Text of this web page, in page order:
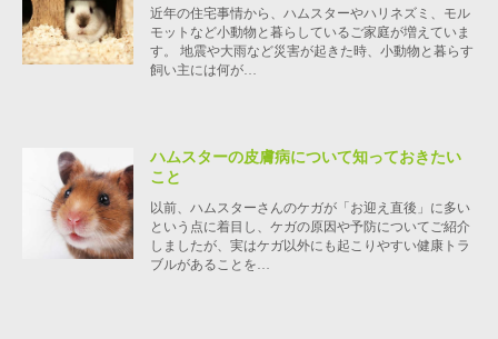
近年の住宅事情から、ハムスターやハリネズミ、モル
モットなど小動物と暮らしているご家庭が増えていま
す。 地震や大雨など災害が起きた時、小動物と暮らす
飼い主には何が…
ハムスターの皮膚病について知っておきたい
こと
以前、ハムスターさんのケガが「お迎え直後」に多い
という点に着目し、ケガの原因や予防についてご紹介
しましたが、実はケガ以外にも起こりやすい健康トラ
ブルがあることを…